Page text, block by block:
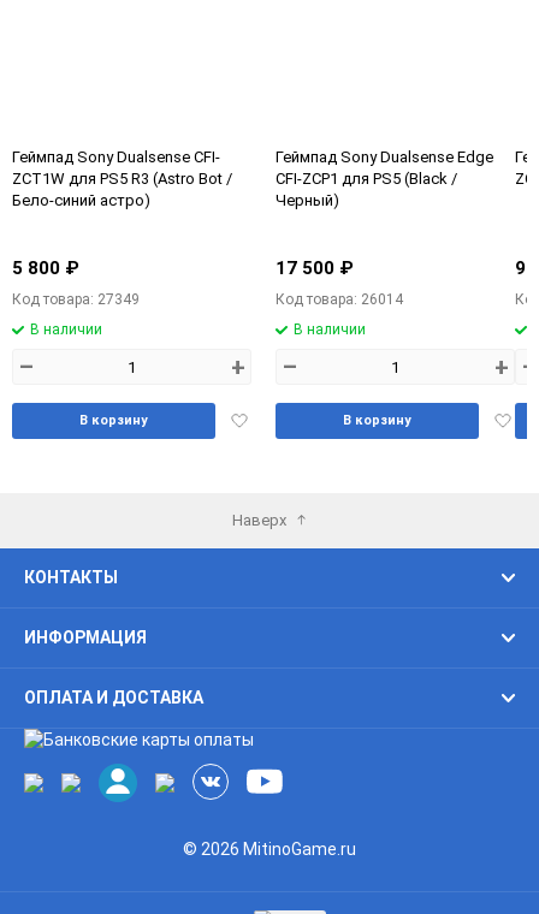
Геймпад Sony Dualsense CFI-
ZCT1W для PS5 R3 (Astro Bot /
Бело-синий астро)
5 800 ₽
Код товара: 27349
В наличии
– +
Добавить
В корзину
Геймпад Sony Dualsense Edge
CFI-ZCP1 для PS5 (Black /
Черный)
17 500 ₽
Код товара: 26014
В наличии
– +
В корзину
9
–
Наверх
КОНТАКТЫ
ИНФОРМАЦИЯ
ОПЛАТА И ДОСТАВКА
© 2026 MitinoGame.ru